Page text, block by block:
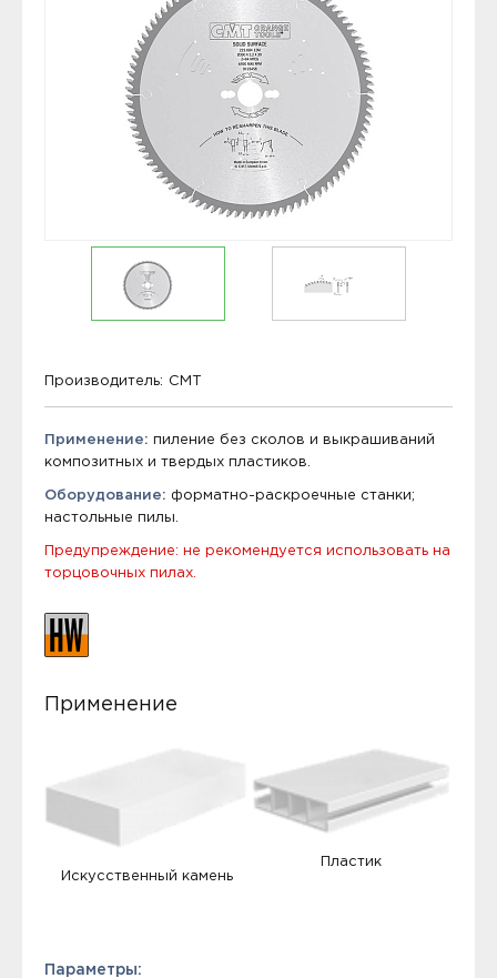
Производитель: CMT
Применение: пиление без сколов и выкрашиваний
композитных и твердых пластиков.
Оборудование: форматно-раскроечные станки;
настольные пилы.
Предупреждение: не рекомендуется использовать на
торцовочных пилах.
Применение
Искусственный камень
Пластик
Параметры: